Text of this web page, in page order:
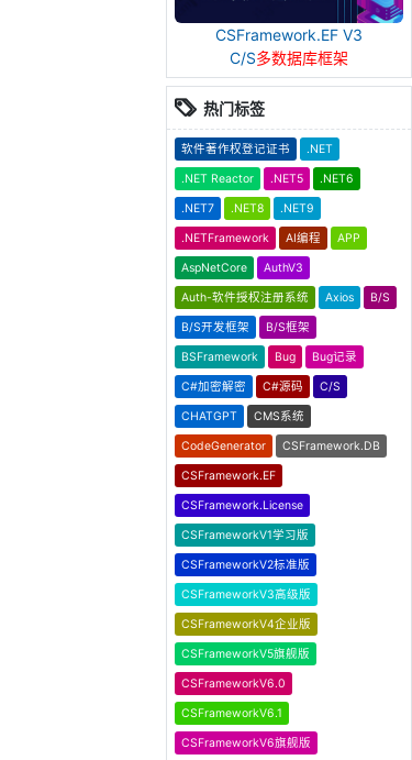
CSFramework.EF V3
C/S多数据库框架
热门标签
软件著作权登记证书 .NET
.NET Reactor .NET5 .NET6
.NET7 .NET8 .NET9
.NETFramework AI编程 APP
AspNetCore AuthV3
Auth-软件授权注册系统 Axios B/S
B/S开发框架 B/S框架
BSFramework Bug Bug记录
C#加密解密 C#源码 C/S
CHATGPT CMS系统
CodeGenerator CSFramework.DB
CSFramework.EF
CSFramework.License
CSFrameworkV1学习版
CSFrameworkV2标准版
CSFrameworkV3高级版
CSFrameworkV4企业版
CSFrameworkV5旗舰版
CSFrameworkV6.0
CSFrameworkV6.1
CSFrameworkV6旗舰版